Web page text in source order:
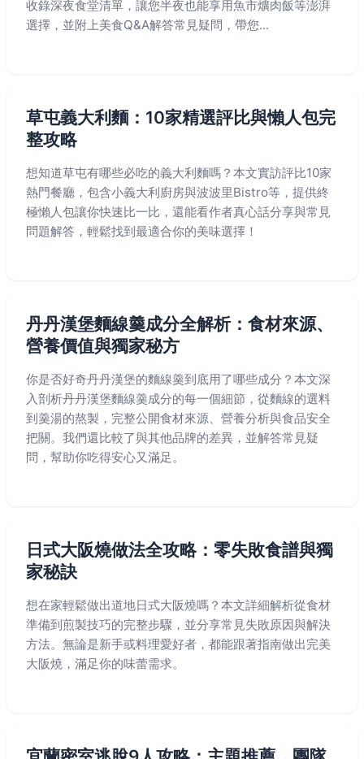
收錄深夜食堂清單，讓您半夜也能享用魚市爌肉飯等澎湃
選擇，並附上美食Q&A解答常見疑問，帶您...
草屯義大利麵：10家精選評比與懶人包完
整攻略
想知道草屯有哪些必吃的義大利麵嗎？本文實訪評比10家
熱門餐廳，包含小義大利廚房與波波里Bistro等，提供終
極懶人包讓你快速比一比，還能看作者真心話分享與常見
問題解答，輕鬆找到最適合你的美味選擇！
丹丹漢堡麵線羹成分全解析：食材來源、
營養價值與獨家秘方
你是否好奇丹丹漢堡的麵線羹到底用了哪些成分？本文深
入剖析丹丹漢堡麵線羹成分的每一個細節，從麵線的選料
到羹湯的熬製，完整公開食材來源、營養分析與食品安全
把關。我們還比較了與其他品牌的差異，並解答常見疑
問，幫助你吃得安心又滿足。
日式大阪燒做法全攻略：零失敗食譜與獨
家秘訣
想在家輕鬆做出道地日式大阪燒嗎？本文詳細解析從食材
準備到煎製技巧的完整步驟，並分享常見失敗原因與解決
方法。無論是新手或料理愛好者，都能跟著指南做出完美
大阪燒，滿足你的味蕾需求。